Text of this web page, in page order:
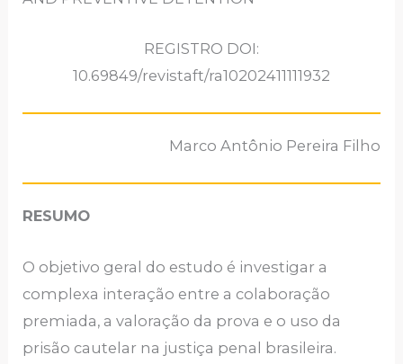
REGISTRO DOI:
10.69849/revistaft/ra10202411111932
Marco Antônio Pereira Filho
RESUMO
O objetivo geral do estudo é investigar a
complexa interação entre a colaboração
premiada, a valoração da prova e o uso da
prisão cautelar na justiça penal brasileira.